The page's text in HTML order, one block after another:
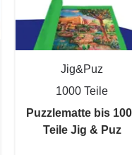
Jig&Puz
1000 Teile
Puzzlematte bis
Teile Jig & Puz